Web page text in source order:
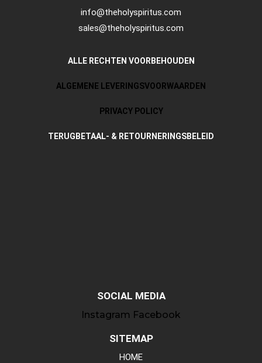
info@theholyspiritus.com
sales@theholyspiritus.com
ALLE RECHTEN VOORBEHOUDEN
ALGEMENE LEVERINGSVOORWAARDEN
PRIVACY POLICY
TERUGBETAAL- & RETOURNERINGSBELEID
SOCIAL MEDIA
Instagram Facebook
SITEMAP
HOME